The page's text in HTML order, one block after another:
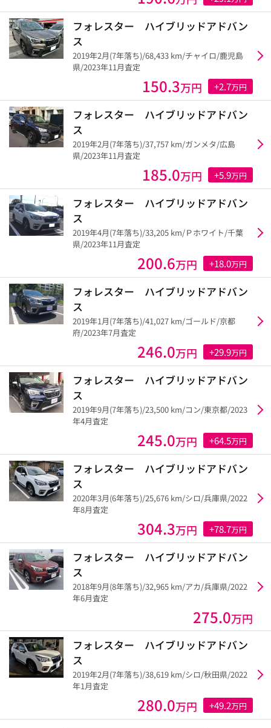
フォレスター ハイブリッドアドバン
ス
2019年2月(7年落ち)/68,433 km/チャイロ/鹿児島
県/2023年11月査定
150.3万円 +2.7万円
フォレスター ハイブリッドアドバン
ス
2019年2月(7年落ち)/37,757 km/ガンメタ/広島
県/2023年11月査定
185.0万円 +5.9万円
フォレスター ハイブリッドアドバン
ス
2019年4月(7年落ち)/33,205 km/Ｐホワイト/千葉
県/2023年11月査定
200.6万円 +18.0万円
フォレスター ハイブリッドアドバン
ス
2019年1月(7年落ち)/41,027 km/ゴールド/京都
府/2023年7月査定
246.0万円 +29.9万円
フォレスター ハイブリッドアドバン
ス
2019年9月(7年落ち)/23,500 km/コン/東京都/2023
年4月査定
245.0万円 +64.5万円
フォレスター ハイブリッドアドバン
ス
2020年3月(6年落ち)/25,676 km/シロ/兵庫県/2022
年8月査定
304.3万円 +78.7万円
フォレスター ハイブリッドアドバン
ス
2018年9月(8年落ち)/32,965 km/アカ/兵庫県/2022
年6月査定
275.0万円
フォレスター ハイブリッドアドバン
ス
2019年2月(7年落ち)/38,619 km/シロ/秋田県/2022
年1月査定
280.0万円 +49.2万円